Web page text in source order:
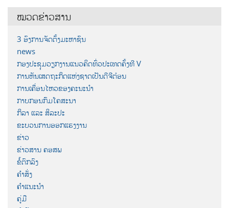
ໝວດຂ່າວສານ
3 ອົງການຈັດຕັ້ງມະຫາຊົນ
news
ກອງປະຊຸມວຽກງານແນວຄິດທົ່ວປະເທດຄັ້ງທີ V
ການຫັນເສດຖະກິດແຫ່ງຊາດເປັນດີຈີຕ໋ອນ
ການເຄື່ອນໄຫວຂອງຄະນະນຳ
ກາບກອນກົມໂຄສະນາ
ກິລາ ແລະ ສິລະປະ
ຂະບວນການອອກແຮງງານ
ຂ່າວ
ຂ່າວສານ ຄອສພ
ຂໍ້ຕົກລົງ
ຄຳສັ່ງ
ຄຳແນະນຳ
ຄູ່ມື